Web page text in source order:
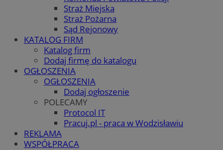
Straż Miejska
Straż Pożarna
Sąd Rejonowy
KATALOG FIRM
Katalog firm
Dodaj firmę do katalogu
OGŁOSZENIA
OGŁOSZENIA
Dodaj ogłoszenie
POLECAMY
Protocol IT
Pracuj.pl - praca w Wodzisławiu
REKLAMA
WSPÓŁPRACA